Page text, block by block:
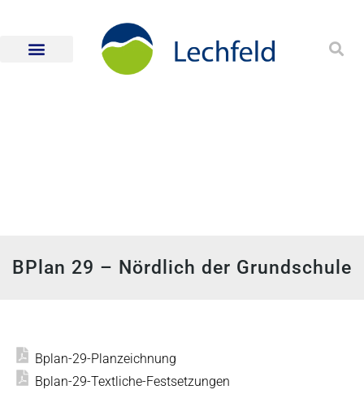
BPlan 29 – Nördlich der Grundschule
Bplan-29-Planzeichnung
Bplan-29-Textliche-Festsetzungen